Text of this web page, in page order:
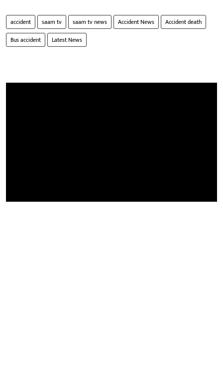
accident saam tv saam tv news Accident News
Accident death
Bus accident
Latest News